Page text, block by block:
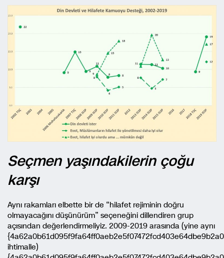
Seçmen yaşındakilerin çoğu
karşı
Aynı rakamları elbette bir de “hilafet rejiminin doğru
olmayacağını düşünürüm” seçeneğini dillendiren grup
açısından değerlendirmeliyiz. 2009-2019 arasında (yine aynı
ihtimalle)